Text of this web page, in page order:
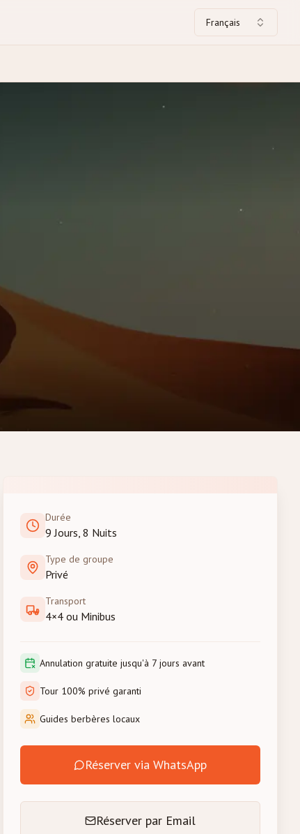
Français
Durée
9 Jours, 8 Nuits
Type de groupe
Privé
Transport
4×4 ou Minibus
Annulation gratuite jusqu'à 7 jours avant
Tour 100% privé garanti
Guides berbères locaux
Réserver via WhatsApp
Réserver par Email